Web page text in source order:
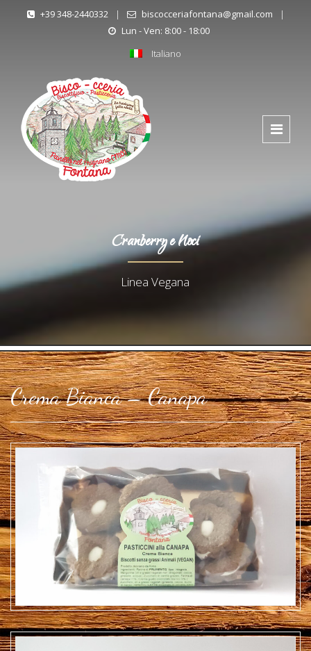
+39 348-2440332 | biscocceriafontana@gmail.com
|
Lun - Ven: 8:00 - 18:00
Italiano
Cranberry e Noci
Linea Vegana
Crema Bianca – Canapa